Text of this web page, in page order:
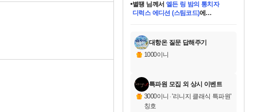
교환.
당첨되셨습니다.
니코 님께서 (본편포함) 데이브 더
다이버 인 더 정글 번들 (스팀코드)
당첨되셨습니다.
당첨되셨습니다.
당첨되셨습니다.
당첨되셨습니다.
당첨되셨습니다.
에디션 (스팀코드)를 교환.
당첨되셨습니다.
대항온 질문 답해주기
1000이니
특파원 모집 외 상시 이벤트
3000이니 ·'리니지 클래식 특파원'
칭호